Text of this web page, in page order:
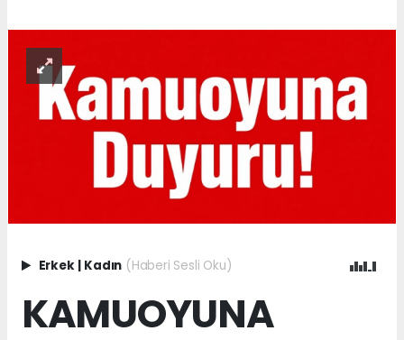
Erkek Kadın (Haberi Sesli Oku)
KAMUOYUNA